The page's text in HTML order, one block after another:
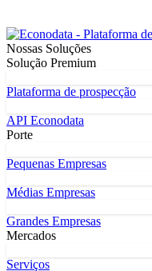
Nossas Soluções
Solução Premium
Plataforma de prospecção
API Econodata
Porte
Pequenas Empresas
Médias Empresas
Grandes Empresas
Mercados
Serviços